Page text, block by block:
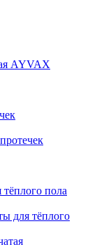
AYVAX
пола
для тёплого